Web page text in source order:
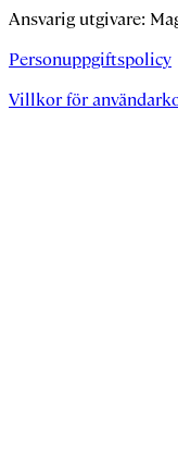
Ansvarig utgivare:
Personuppgiftspolicy
Villkor för